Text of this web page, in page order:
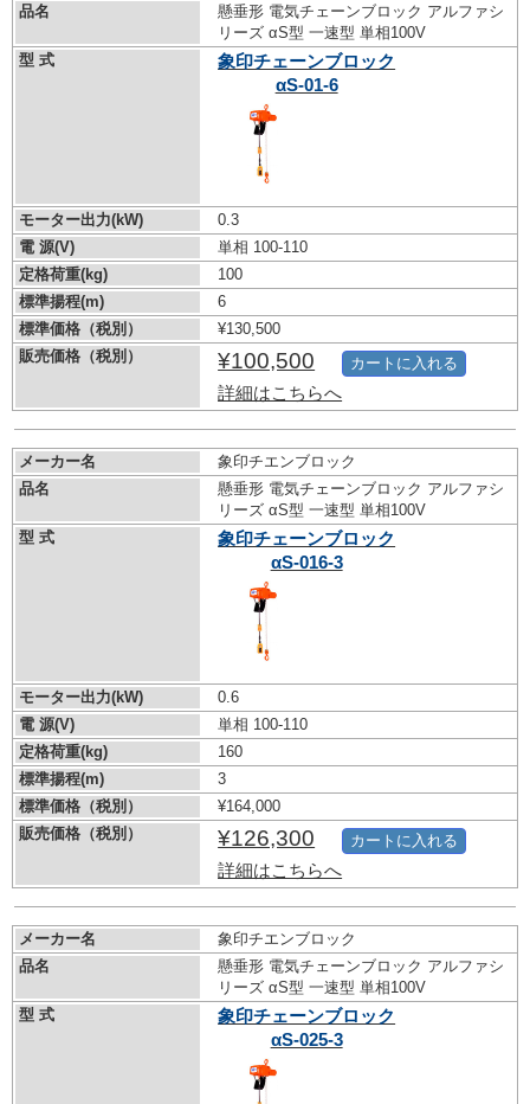
品名
懸垂形 電気チェーンブロック アルファシ
リーズ αS型 一速型 単相100V
型 式
象印チェーンブロック
αS-01-6
モーター出力(kW)
0.3
電 源(V)
単相 100-110
定格荷重(kg)
100
標準揚程(m)
6
標準価格（税別）
¥130,500
販売価格（税別）
¥100,500
詳細はこちらへ
カートに入れる
メーカー名
象印チエンブロック
品名
懸垂形 電気チェーンブロック アルファシ
リーズ αS型 一速型 単相100V
型 式
象印チェーンブロック
αS-016-3
モーター出力(kW)
0.6
電 源(V)
単相 100-110
定格荷重(kg)
160
標準揚程(m)
3
標準価格（税別）
¥164,000
販売価格（税別）
¥126,300
詳細はこちらへ
カートに入れる
メーカー名
象印チエンブロック
品名
懸垂形 電気チェーンブロック アルファシ
リーズ αS型 一速型 単相100V
型 式
象印チェーンブロック
αS-025-3